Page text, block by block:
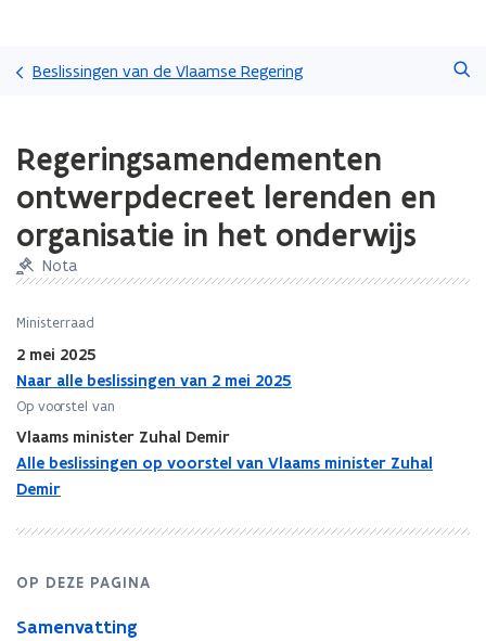
en
naar
gaan
Beslissingen van de Vlaamse Regering
met
laden.
zich
op:
Regeringsamendementen
lerenden
organisatie
onderwijs
Regeringsamendementen
ontwerpdecreet lerenden en
organisatie in het onderwijs
Nota
Ministerraad
2 mei 2025
Naar alle beslissingen van 2 mei 2025
Op voorstel van
Vlaams minister Zuhal Demir
Alle beslissingen op voorstel van Vlaams minister Zuhal
Demir
OP DEZE PAGINA
Samenvatting